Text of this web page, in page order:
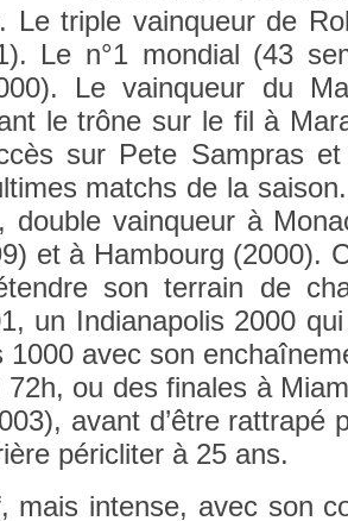
Le tri­ple vain­queur de
Le n°1 mon­di­al (43
Le vain­queur du
le trône sur le fil à
sur Pete Sampras
matchs de la
doub­le vain­queur à
et à Ham­bourg (2000).
son ter­rain de
un In­dianapolis 2000
1000 avec son
ou des fin­ales à
avant d’être rattrapé
péric­lit­er à 25 ans.
mais in­ten­se, avec son